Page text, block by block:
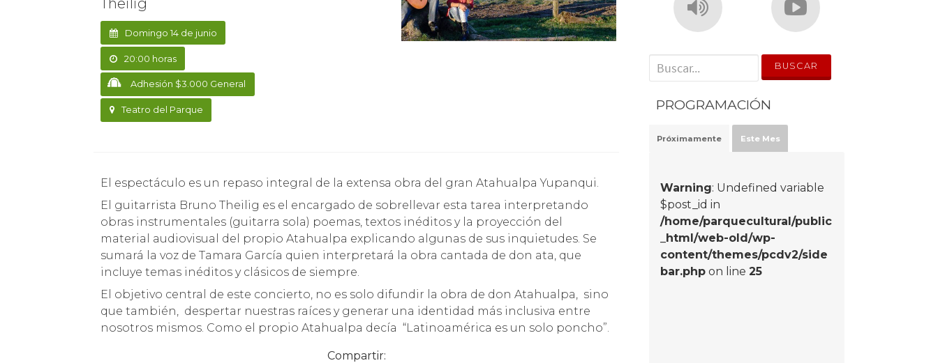
Theilig
Domingo 14 de junio
20:00 horas
Adhesión $3.000 General
Teatro del Parque
El espectáculo es un repaso integral de la extensa obra del gran Atahualpa Yupanqui.
El guitarrista Bruno Theilig es el encargado de sobrellevar esta tarea interpretando
obras instrumentales (guitarra sola) poemas, textos inéditos y la proyección del
material audiovisual del propio Atahualpa explicando algunas de sus inquietudes. Se
sumará la voz de Tamara García quien interpretará la obra cantada de don ata, que
incluye temas inéditos y clásicos de siempre.
El objetivo central de este concierto, no es solo difundir la obra de don Atahualpa, sino
que también, despertar nuestras raíces y generar una identidad más inclusiva entre
nosotros mismos. Como el propio Atahualpa decía “Latinoamérica es un solo poncho”.
Compartir:
' . __('Search for:') . '
PROGRAMACIÓN
Próximamente Este Mes
Warning: Undefined variable
$post_id in
/home/parquecultural/public
_html/web-old/wp-
content/themes/pcdv2/side
bar.php on line25